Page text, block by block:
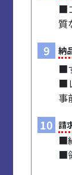
■
質
9 納
■
■
事
10 請
■
■